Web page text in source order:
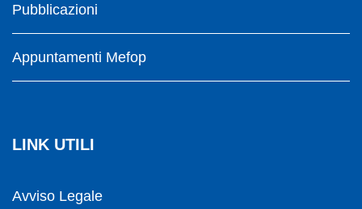
Pubblicazioni
Appuntamenti Mefop
LINK UTILI
Avviso Legale